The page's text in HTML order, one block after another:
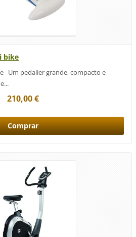
bike
Um pedalier grande, compacto e
210,00 €